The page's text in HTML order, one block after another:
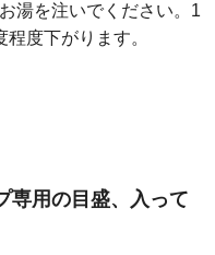
湯を注いでください。1
度下がります。
専用の目盛、入って